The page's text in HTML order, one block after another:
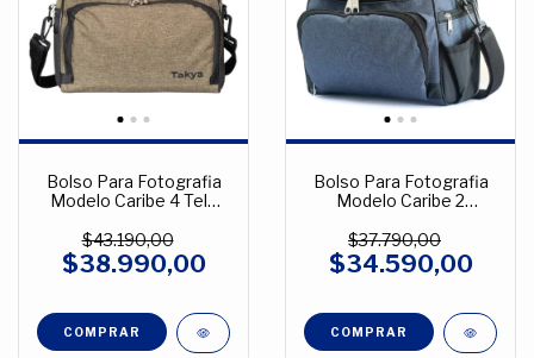
Bolso Para Fotografia
Modelo Caribe 4 Tela
$43.190,00
$38.990,00
COMPRAR
Bolso Para Fotografia
Modelo Caribe 2
$37.790,00
$34.590,00
COMPRAR